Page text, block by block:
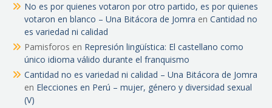
No es por quienes votaron por otro partido, es por quienes
votaron en blanco – Una Bitácora de Jomra en Cantidad no
es variedad ni calidad
Pamisforos en Represión lingüística: El castellano como
único idioma válido durante el franquismo
Cantidad no es variedad ni calidad – Una Bitácora de Jomra
en Elecciones en Perú – mujer, género y diversidad sexual
(V)